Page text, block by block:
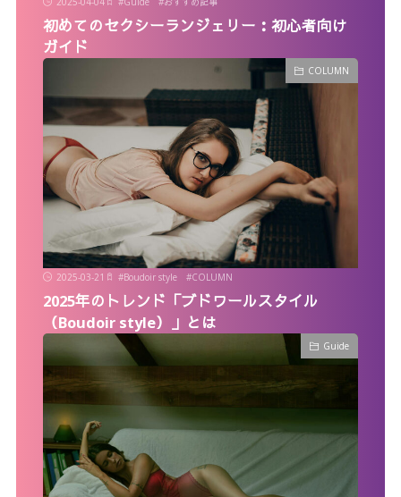
初めてのセクシーランジェリー：初心者向け
ガイド
COLUMN
2025-03-21 #Boudoir style #COLUMN
2025年のトレンド「ブドワールスタイル
（Boudoir style）」とは
Guide